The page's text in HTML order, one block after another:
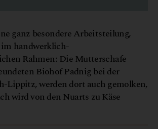
ganz besondere Arbeitsteilung,
handwerklich-
Rahmen: Die Mutterschafe
Biohof Padnig bei der
Lippitz, werden dort auch gemolken,
wird von den Nuarts zu Käse